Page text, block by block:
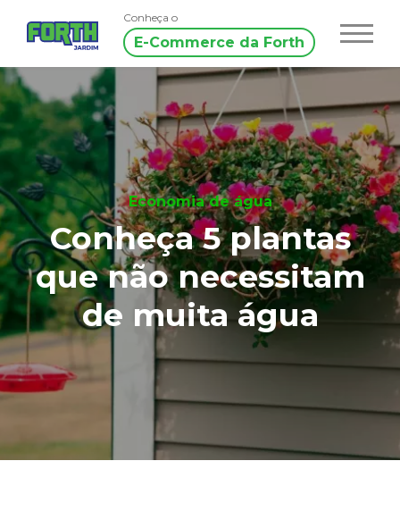
Conheça o
E-Commerce da Forth
Economia de água
Conheça 5 plantas
que não necessitam
de muita água